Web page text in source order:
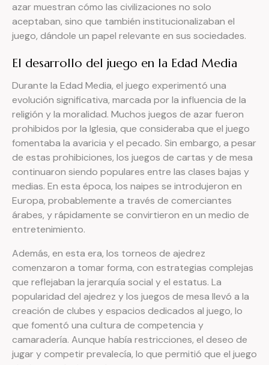
azar muestran cómo las civilizaciones no solo
aceptaban, sino que también institucionalizaban el
juego, dándole un papel relevante en sus sociedades.
El desarrollo del juego en la Edad Media
Durante la Edad Media, el juego experimentó una
evolución significativa, marcada por la influencia de la
religión y la moralidad. Muchos juegos de azar fueron
prohibidos por la Iglesia, que consideraba que el juego
fomentaba la avaricia y el pecado. Sin embargo, a pesar
de estas prohibiciones, los juegos de cartas y de mesa
continuaron siendo populares entre las clases bajas y
medias. En esta época, los naipes se introdujeron en
Europa, probablemente a través de comerciantes
árabes, y rápidamente se convirtieron en un medio de
entretenimiento.
Además, en esta era, los torneos de ajedrez
comenzaron a tomar forma, con estrategias complejas
que reflejaban la jerarquía social y el estatus. La
popularidad del ajedrez y los juegos de mesa llevó a la
creación de clubes y espacios dedicados al juego, lo
que fomentó una cultura de competencia y
camaradería. Aunque había restricciones, el deseo de
jugar y competir prevalecía, lo que permitió que el juego